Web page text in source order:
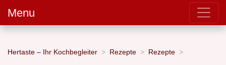
Menu
Hertaste – Ihr Kochbegleiter Rezepte Rezepte